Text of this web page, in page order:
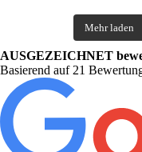
Mehr laden
AUSGEZEICHNET
Basierend auf 21